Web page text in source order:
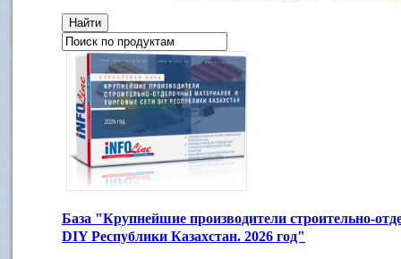
База "Крупнейшие производители строительно-
DIY Республики Казахстан. 2026 год"